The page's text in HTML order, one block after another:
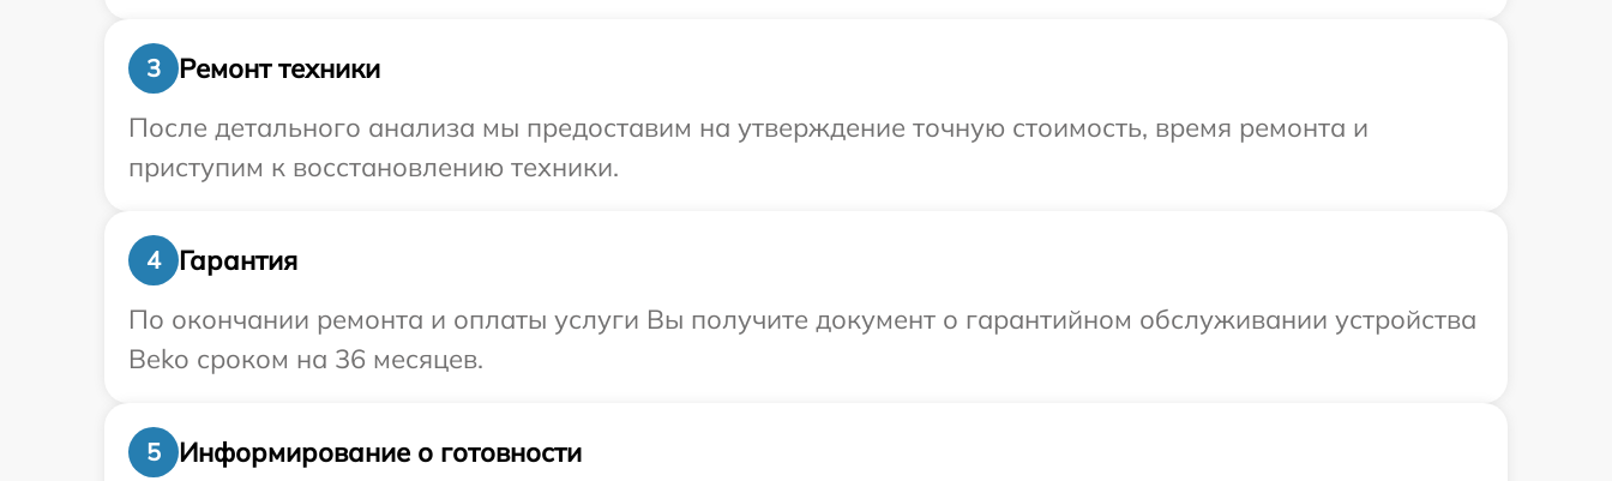
3
Ремонт техники
После детального анализа мы предоставим на утверждение точную стоимость, время ремонта и
приступим к восстановлению техники.
4
Гарантия
По окончании ремонта и оплаты услуги Вы получите документ о гарантийном обслуживании устройства
Beko сроком на 36 месяцев.
5
Информирование о готовности